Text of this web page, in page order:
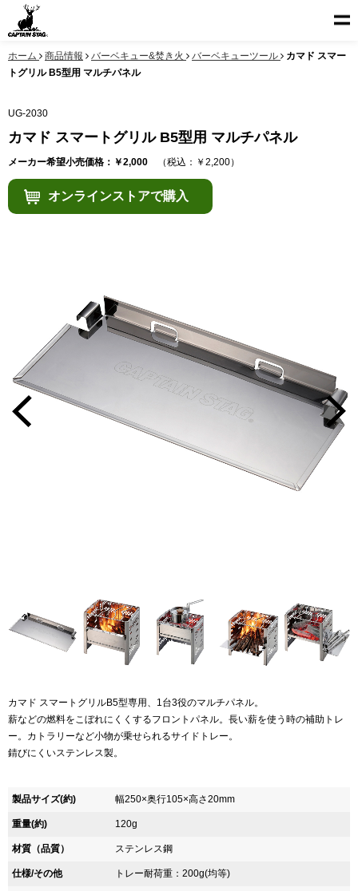
ホーム 商品情報 バーベキュー&焚き火 バーベキューツール
カマド スマー
トグリル B5型用 マルチパネル
UG-2030
カマド スマートグリル B5型用 マルチパネル
メーカー希望小売価格：￥2,000 （税込：￥2,200）
オンラインストアで購入
カマド スマートグリルB5型専用、1台3役のマルチパネル。
薪などの燃料をこぼれにくくするフロントパネル。長い薪を使う時の補助トレ
ー。カトラリーなど小物が乗せられるサイドトレー。
錆びにくいステンレス製。
製品サイズ(約) 幅250×奥行105×高さ20mm
重量(約) 120g
材質（品質） ステンレス鋼
仕様/その他 トレー耐荷重：200g(均等)